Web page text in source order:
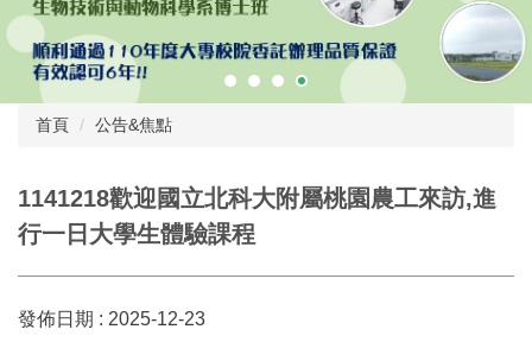
首頁 公告&焦點
1141218歡迎國立北科大附屬桃園農工來訪,進
行一日大學生體驗課程
發佈日期 : 2025-12-23